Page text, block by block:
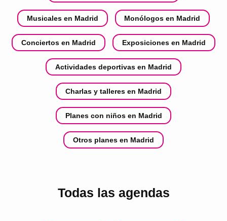
Musicales en Madrid Monólogos en Madrid
Conciertos en Madrid Exposiciones en Madrid
Actividades deportivas en Madrid
Charlas y talleres en Madrid
Planes con niños en Madrid
Otros planes en Madrid
Todas las agendas